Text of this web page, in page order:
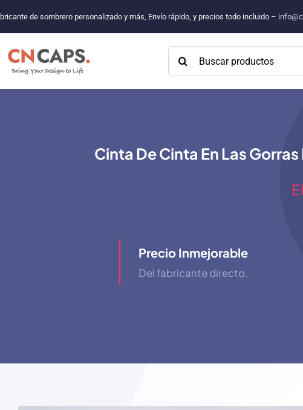
de sombrero personalizado y más, Envío rápido, y precios todo incluido –
Buscar:
Cinta De Cinta En Las
Precio Inmejorable
Del fabricante directo.